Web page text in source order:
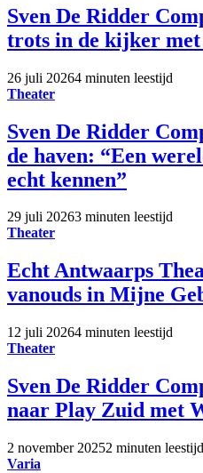
Sven De Ridder
trots in de kijker
26 juli 20264 minuten leestijd
Theater
Sven De Ridder
de haven: “Een
echt kennen”
29 juli 20263 minuten leestijd
Theater
Echt Antwaarps
vanouds in Mijne
12 juli 20264 minuten leestijd
Theater
Sven De Ridder
naar Play Zuid met
2 november 20252 minuten leestijd
Varia